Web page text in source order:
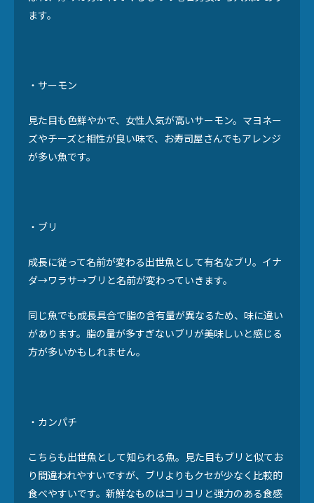
ます。
・サーモン
見た目も色鮮やかで、女性人気が高いサーモン。マヨネー
ズやチーズと相性が良い味で、お寿司屋さんでもアレンジ
が多い魚です。
・ブリ
成長に従って名前が変わる出世魚として有名なブリ。イナ
ダ→ワラサ→ブリと名前が変わっていきます。
同じ魚でも成長具合で脂の含有量が異なるため、味に違い
があります。脂の量が多すぎないブリが美味しいと感じる
方が多いかもしれません。
・カンパチ
こちらも出世魚として知られる魚。見た目もブリと似てお
り間違われやすいですが、ブリよりもクセが少なく比較的
食べやすいです。新鮮なものはコリコリと弾力のある食感